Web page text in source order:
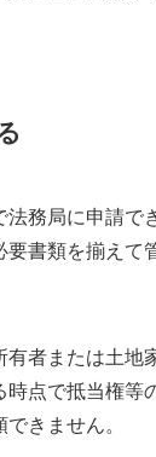
務局に申請
書類を揃え
者または土
点で抵当権
きません。